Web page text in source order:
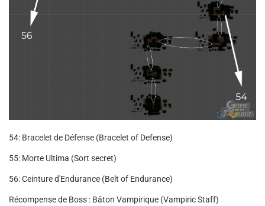
54: Bracelet de Défense (Bracelet of Defense)
55: Morte Ultima (Sort secret)
56: Ceinture d'Endurance (Belt of Endurance)
Récompense de Boss : Bâton Vampirique (Vampiric Staff)